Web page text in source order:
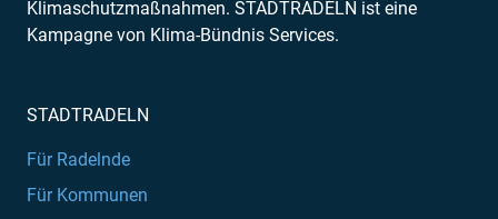
Klimaschutzmaßnahmen. STADTRADELN ist eine
Kampagne von Klima-Bündnis Services.
STADTRADELN
Für Radelnde
Für Kommunen